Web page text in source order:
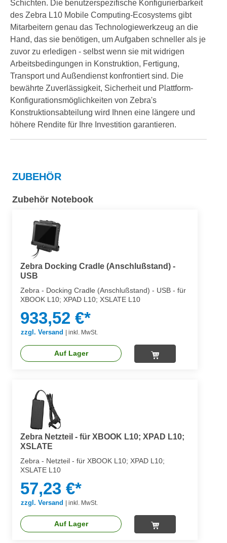
Schichten. Die benutzerspezifische Konfigurierbarkeit
des Zebra L10 Mobile Computing-Ecosystems gibt
Mitarbeitern genau das Technologiewerkzeug an die
Hand, das sie benötigen, um Aufgaben schneller als je
zuvor zu erledigen - selbst wenn sie mit widrigen
Arbeitsbedingungen in Konstruktion, Fertigung,
Transport und Außendienst konfrontiert sind. Die
bewährte Zuverlässigkeit, Sicherheit und Plattform-
Konfigurationsmöglichkeiten von Zebra's
Konstruktionsabteilung wird Ihnen eine längere und
höhere Rendite für Ihre Investition garantieren.
ZUBEHÖR
Zubehör Notebook
Zebra Docking Cradle (Anschlußstand) -
USB
Zebra - Docking Cradle (Anschlußstand) - USB - für
XBOOK L10; XPAD L10; XSLATE L10
933,52 €*
zzgl. Versand inkl. MwSt.
Auf Lager
Zebra Netzteil - für XBOOK L10; XPAD L10;
XSLATE
Zebra - Netzteil - für XBOOK L10; XPAD L10;
XSLATE L10
57,23 €*
zzgl. Versand | inkl. MwSt.
Auf Lager